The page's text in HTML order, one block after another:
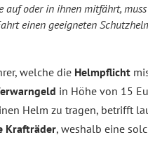
auf oder in ihnen mitfährt,
einen geeigneten
welche die Helmpflicht
in Höhe von 15
Helm zu tragen, betrifft
Krafträder, weshalb eine